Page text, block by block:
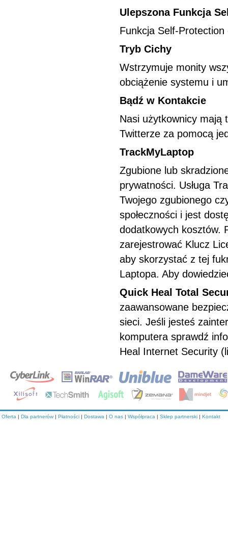
Ulepszona Funkcja
Funkcja Self-
Tryb Cichy
Wstrzymuje monity
obciążenie systemu i
Bądź w Kontakcie
Nasi użytkownicy mają
Twitterze za pomocą
TrackMyLaptop
Zgubione lub
prywatności. Usługa
Twojego zgubionego
społeczności i jest
dodatkowych kosztów.
zarejestrować Klucz
aby skorzystać z tej
Laptopa. Aby
Quick Heal Total
zaawansowane
sieci. Jeśli jesteś
komputera sprawdź
Heal Internet Security
Oferta | Dla partnerów | Płatności | Dostawa | O nas | Współpraca | Sklep partnerski | Kontakt